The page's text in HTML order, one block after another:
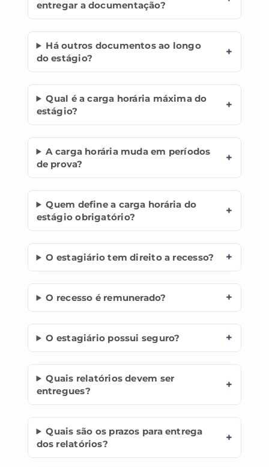
entregar a documentação?
Há outros documentos ao longo
do estágio?
+
Qual é a carga horária máxima do
estágio?
+
A carga horária muda em períodos
de prova?
+
Quem define a carga horária do
estágio obrigatório?
+
O estagiário tem direito a recesso? +
O recesso é remunerado? +
O estagiário possui seguro? +
Quais relatórios devem ser
entregues?
+
Quais são os prazos para entrega
dos relatórios?
+